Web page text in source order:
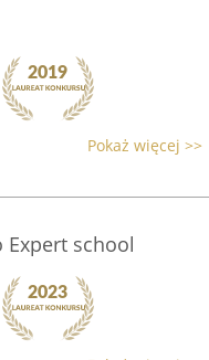
Pokaż więcej >>
Expert school